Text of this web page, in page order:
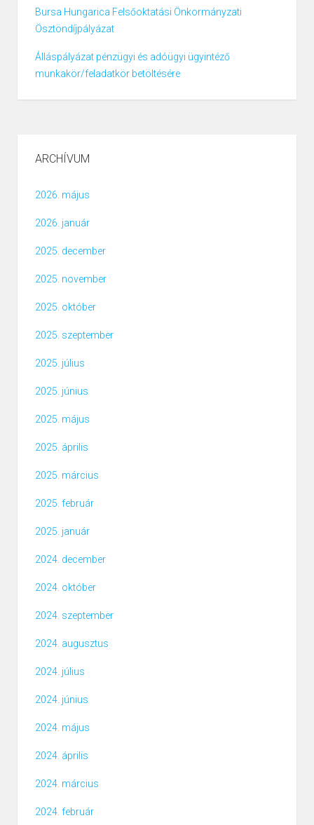
Bursa Hungarica Felsőoktatási Önkormányzati
Ösztöndíjpályázat
Álláspályázat pénzügyi és adóügyi ügyintéző
munkakör/feladatkör betöltésére
ARCHÍVUM
2026. május
2026. január
2025. december
2025. november
2025. október
2025. szeptember
2025. július
2025. június
2025. május
2025. április
2025. március
2025. február
2025. január
2024. december
2024. október
2024. szeptember
2024. augusztus
2024. július
2024. június
2024. május
2024. április
2024. március
2024. február